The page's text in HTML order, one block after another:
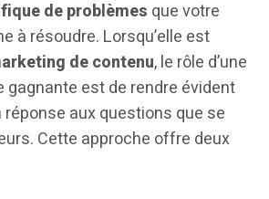
de problèmes que votre
à résoudre. Lorsqu’elle est
de contenu, le rôle d’une
gagnante est de rendre évident
aux questions que se
Cette approche offre deux